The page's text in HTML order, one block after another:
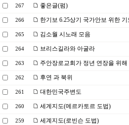
267 좋은글(펌)
266 한기보 6.25상기 국가안보 위한 기
265 김소월 시노래 모음
264 브리스길라와 아굴라
263 주안장로교회가 정년 연장을 위
262 후연 과 북위
261 대한민국주변도
260 세계지도(메르카토르 도법)
259 세계지도(로빈슨 도법)